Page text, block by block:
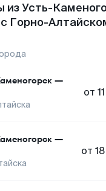
из Усть-
Горно-
—
от
—
от